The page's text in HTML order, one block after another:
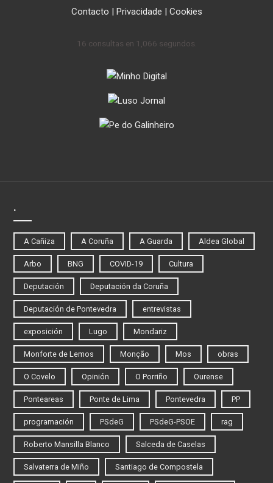
Contacto | Privacidade | Cookies
16 consultas en 1,066 segundos.
.
A Cañiza A Coruña A Guarda Aldea Global
Arbo BNG COVID-19 Cultura
Deputación Deputación da Coruña
Deputación de Pontevedra entrevistas
exposición Lugo Mondariz
Monforte de Lemos Monção Mos obras
O Covelo Opinión O Porriño Ourense
Ponteareas Ponte de Lima Pontevedra PP
programación PSdeG PSdeG-PSOE rag
Roberto Mansilla Blanco Salceda de Caselas
Salvaterra de Miño Santiago de Compostela